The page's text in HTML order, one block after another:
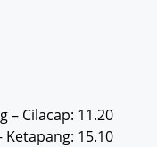
– Cilacap: 11.20
Ketapang: 15.10